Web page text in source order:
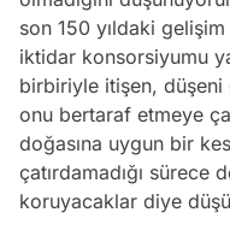
son 150 yıldaki
iktidar konsorsiyumu
birbiriyle itişen,
onu bertaraf etmeye
doğasına uygun bir
çatırdamadığı sürece
koruyacaklar diye